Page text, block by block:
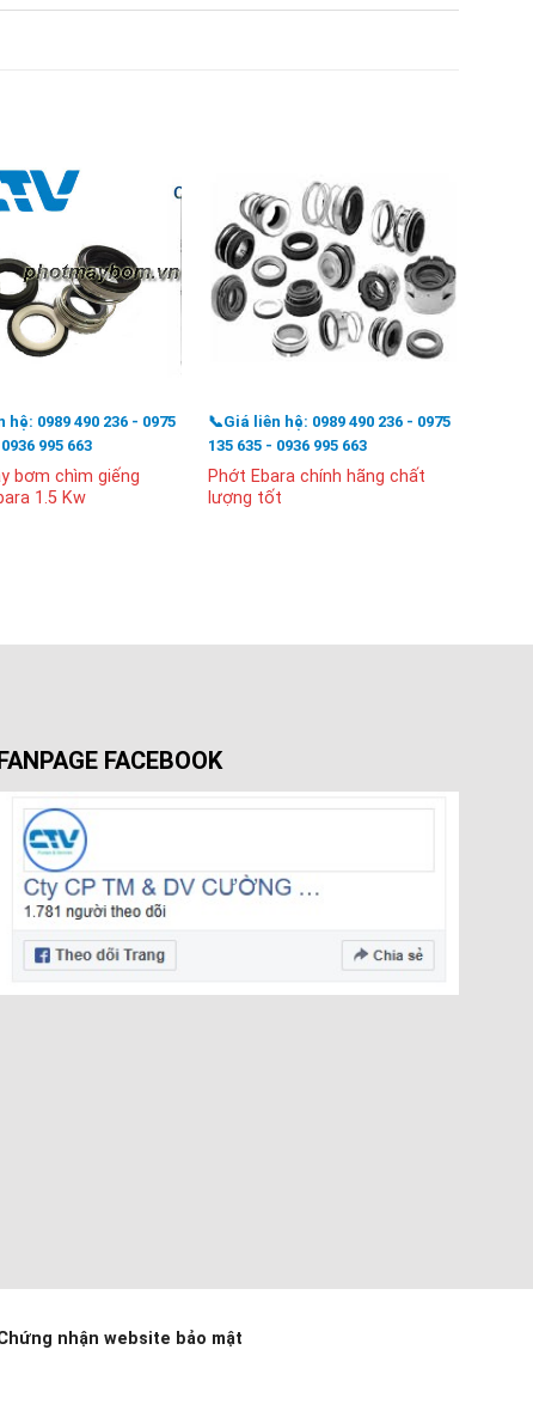
hệ: 0989 490 236 - 0975
995 663
bơm chìm giếng
1.5 Kw
📞Giá liên hệ: 0989 490 236 - 0975
135 635 - 0936 995 663
Phớt Ebara chính hãng chất
lượng tốt
FACEBOOK
nhận website bảo mật